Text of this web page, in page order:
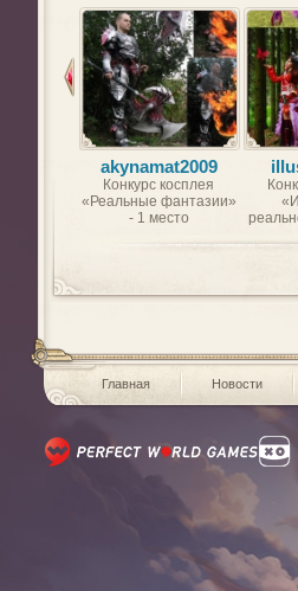
akynamat2009
Конкурс косплея
«Реальные фантазии»
- 1 место
Главная Новости